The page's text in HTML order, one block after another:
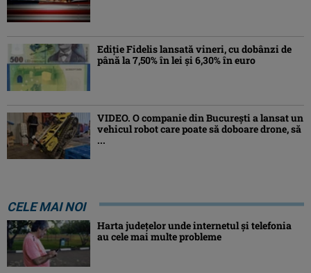
Ediţie Fidelis lansată vineri, cu dobânzi de
până la 7,50% în lei şi 6,30% în euro
VIDEO. O companie din București a lansat un
vehicul robot care poate să doboare drone, să
...
CELE MAI NOI
Harta județelor unde internetul și telefonia
au cele mai multe probleme